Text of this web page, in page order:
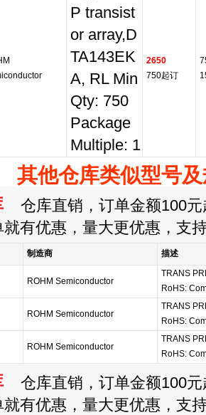
P transist
or array,D
TA143EK
A, RL Min
Qty: 750
Package
Multiple: 1
2650
750起订
其他仓库类似型号
仓库直销，订单金额100元
有优惠，量大更优惠，支
制造商
描述
ROHM Semiconductor
TRANS
RoHS:
ROHM Semiconductor
TRANS
RoHS:
ROHM Semiconductor
TRANS
RoHS:
仓库直销，订单金额100元
有优惠，量大更优惠，支